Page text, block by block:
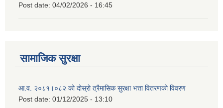
Post date: 04/02/2026 - 16:45
सामाजिक सुरक्षा
आ.व. २०८१।०८२ को दोस्रो त्रैमासिक सुरक्षा भत्ता वितरणको विवरण
Post date: 01/12/2025 - 13:10